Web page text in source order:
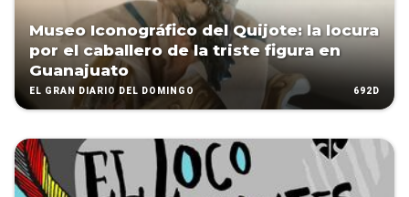
Museo Iconográfico del Quijote: la locura
por el caballero de la triste figura en
Guanajuato
EL GRAN DIARIO DEL DOMINGO 692D